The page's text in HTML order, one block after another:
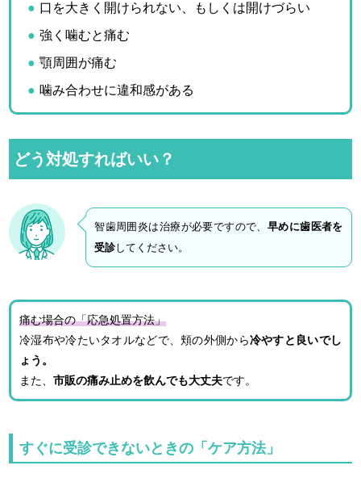
口を大きく開けられない、もしくは開けづらい
強く噛むと痛む
顎周囲が痛む
噛み合わせに違和感がある
どう対処すればいい？
智歯周囲炎は治療が必要ですので、 早めに歯医者を
受診してください。
痛む場合の「応急処置方法」
冷湿布や冷たいタオルなどで、頬の外側から冷やすと良いでし
ょう。
また、市販の痛み止めを飲んでも大丈夫です。
すぐに受診できないときの「ケア方法」